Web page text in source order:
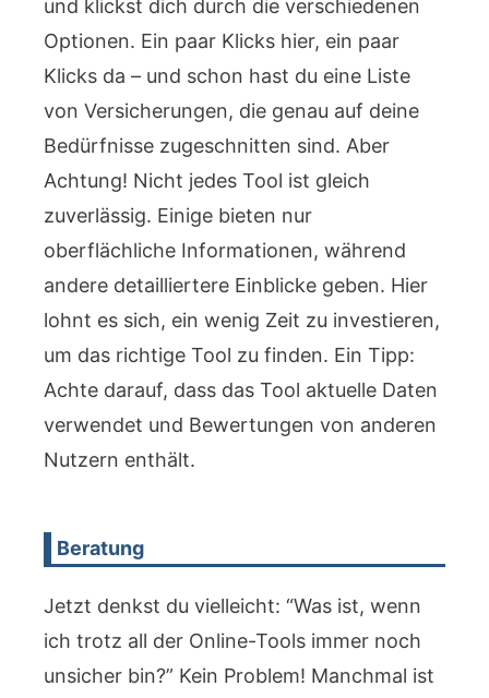
und klickst dich durch die verschiedenen
Optionen. Ein paar Klicks hier, ein paar
Klicks da – und schon hast du eine Liste
von Versicherungen, die genau auf deine
Bedürfnisse zugeschnitten sind. Aber
Achtung! Nicht jedes Tool ist gleich
zuverlässig. Einige bieten nur
oberflächliche Informationen, während
andere detailliertere Einblicke geben. Hier
lohnt es sich, ein wenig Zeit zu investieren,
um das richtige Tool zu finden. Ein Tipp:
Achte darauf, dass das Tool aktuelle Daten
verwendet und Bewertungen von anderen
Nutzern enthält.
Beratung
Jetzt denkst du vielleicht: “Was ist, wenn
ich trotz all der Online-Tools immer noch
unsicher bin?” Kein Problem! Manchmal ist